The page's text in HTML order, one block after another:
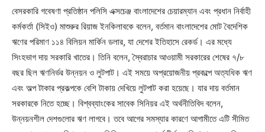
বেসরকারি গবেষণা প্রতিষ্ঠান পলিসি এক্সচেঞ্জ বাংলাদেশের চেয়ারম্যান এবং প্রধান নির্বাহী
কর্মকর্তা (সিইও) মাশুরুর রিয়াজ ইনকিলাবকে বলেন, বর্তমান বাংলাদেশের মোট বৈদেশিক
ঋণের পরিমাণ ১১৪ বিলিয়ন মার্কিন ডলার, যা দেশের ইতিহাসে রেকর্ড। এর মধ্যে
সিংহভাগ দায় সরকারি খাতের। তিনি বলেন, স্বৈরাচার আওয়ামী সরকারের শেষের ৭/৮
বছর ছিল ঋণনির্ভর উন্নয়ন ও লুটপাট। এই সময়ে অপ্রয়োজনীয় প্রকল্পে অত্যধিক ঋণ
এবং অল্প টাকার প্রকল্পকে বেশি টাকায় দেখিয়ে লুটপাট করা হয়েছে। যার দায় বর্তমান
সরকারকে নিতে হচ্ছে। বিশ্বব্যাংকের সাবেক সিনিয়র এই অর্থনীতিবিদ বলেন,
উন্নয়নশীল দেশগুলোর ঋণ লাগবে। তবে আগের সমস্যার কারণে আগামীতে এটি সীমিত